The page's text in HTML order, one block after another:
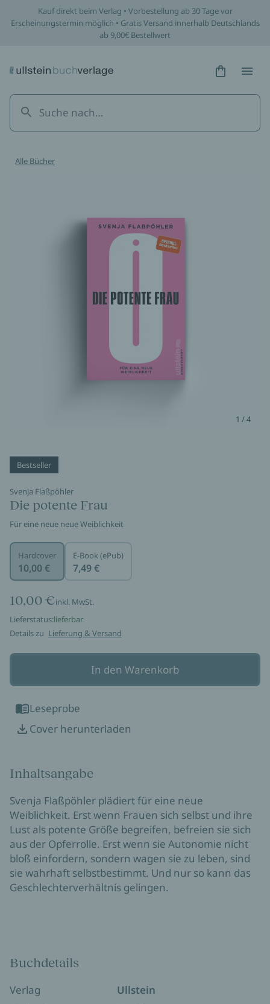
Kauf direkt beim Verlag • Vorbestellung ab 30 Tage vor
Erscheinungstermin möglich • Gratis Versand innerhalb Deutschlands
ab 9,00€ Bestellwert
Hidden
Alle Bücher
1 / 4
Bestseller
Svenja Flaßpöhler
Die potente Frau
Für eine neue neue Weiblichkeit
Hardcover
10,00 €
E-Book (ePub)
7,49 €
10,00 €inkl. MwSt.
Lieferstatus:lieferbar
Details zu Lieferung & Versand
In den Warenkorb
Leseprobe
Cover herunterladen
Inhaltsangabe
Svenja Flaßpöhler plädiert für eine neue
Weiblichkeit. Erst wenn Frauen sich selbst und ihre
Lust als potente Größe begreifen, befreien sie sich
aus der Opferrolle. Erst wenn sie Autonomie nicht
bloß einfordern, sondern wagen sie zu leben, sind
sie wahrhaft selbstbestimmt. Und nur so kann das
Geschlechterverhältnis gelingen.
Buchdetails
Verlag
Ullstein